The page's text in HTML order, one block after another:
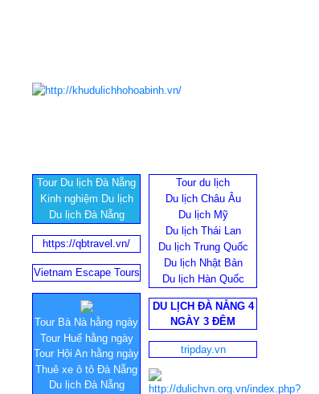
Tour Du lịch Đà Nẵng
Kinh nghiệm Du lịch
Du lịch Đà Nẵng
Tour du lịch
Du lịch Châu Âu
Du lịch Mỹ
Du lịch Thái Lan
Du lịch Trung Quốc
Du lịch Nhật Bản
Du lịch Hàn Quốc
https://qbtravel.vn/
Vietnam Escape Tours
Tour Bà Nà hằng ngày
Tour Huế hằng ngày
Tour Hội An hằng ngày
Thuê xe ô tô Đà Nẵng
Du lịch Đà Nẵng
DU LỊCH ĐÀ NẴNG 4
NGÀY 3 ĐÊM
tripday.vn